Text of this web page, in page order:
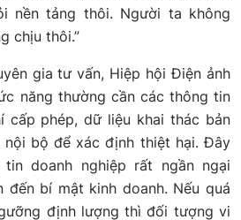
nền tảng thôi. Người ta không
chịu thôi.”
gia tư vấn, Hiệp hội Điện ảnh
năng thường cần các thông tin
cấp phép, dữ liệu khai thác bản
nội bộ để xác định thiệt hại. Đây
doanh nghiệp rất ngần ngại
đến bí mật kinh doanh. Nếu quá
định lượng thì đối tượng vi